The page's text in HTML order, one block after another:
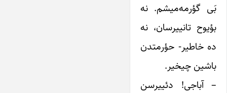
بَی گؤرمه‌میشم. نه
بؤیوح تانییرسان، نه
ده خاطیر- حؤرمتدن
باشین چیخیر.
– آباجی! دئییرسن